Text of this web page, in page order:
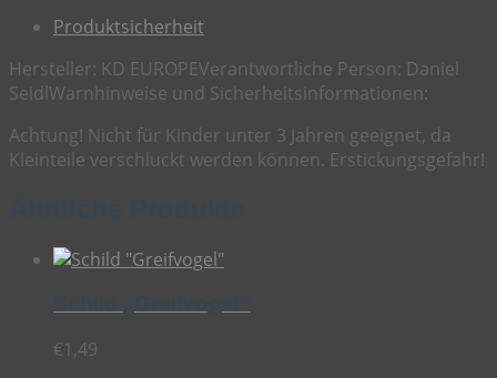
Produktsicherheit
Hersteller: KD EUROPEVerantwortliche Person: Daniel
Seidl Warnhinweise und Sicherheitsinformationen:
Achtung! Nicht für Kinder unter 3 Jahren geeignet, da
Kleinteile verschluckt werden können. Erstickungsgefahr!
€1,49